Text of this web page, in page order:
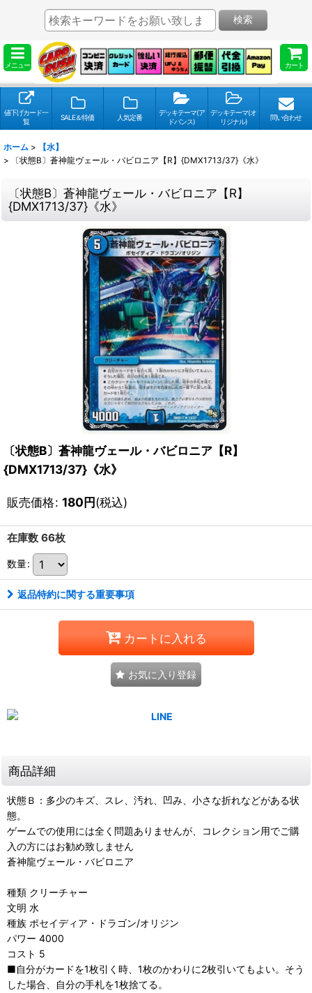
メニュー カート
検索
値下げカード一
覧
SALE＆特価 人気定番
デッキテーマ(ア
ドバンス)
デッキテーマ(オ
リジナル)
問い合わせ
ホーム >
【水】
>
〔状態B〕蒼神龍ヴェール・バビロニア【R】{DMX1713/37}《水》
〔状態B〕蒼神龍ヴェール・バビロニア【R】
{DMX1713/37}《水》
〔状態B〕蒼神龍ヴェール・バビロニア【R】
{DMX1713/37}《水》
販売価格: 180円(税込)
在庫数 66枚
数量:
返品特約に関する重要事項
カートに入れる
お気に入り登録
商品詳細
状態Ｂ：多少のキズ、スレ、汚れ、凹み、小さな折れなどがある状
態。
ゲームでの使用には全く問題ありませんが、コレクション用でご購
入の方にはお勧め致しません
蒼神龍ヴェール・バビロニア
種類 クリーチャー
文明 水
種族 ポセイディア・ドラゴン/オリジン
パワー 4000
コスト 5
■自分がカードを1枚引く時、1枚のかわりに2枚引いてもよい。そう
した場合、自分の手札を1枚捨てる。